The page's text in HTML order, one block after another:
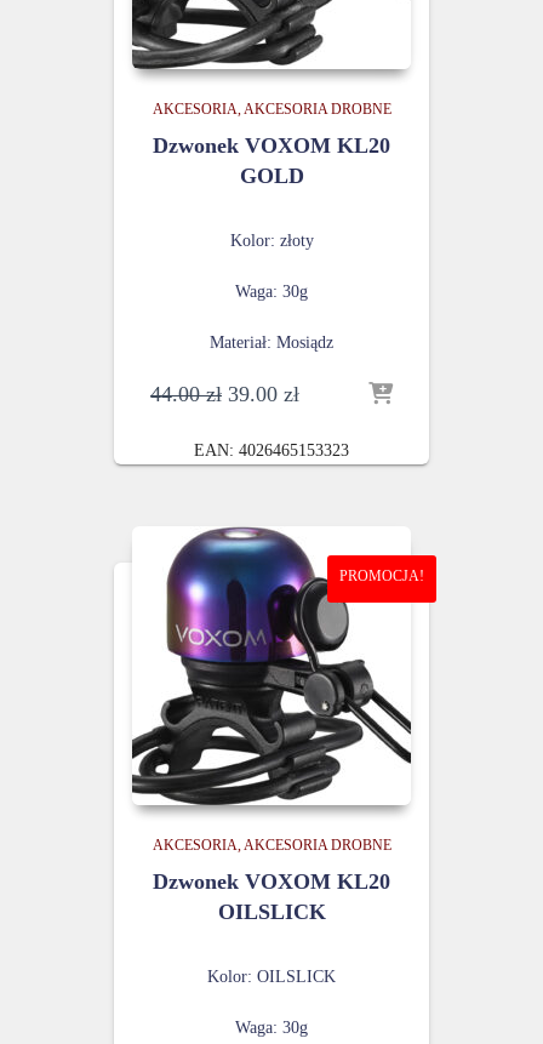
AKCESORIA AKCESORIA DROBNE
Dzwonek VOXOM KL20
GOLD
Kolor: złoty
Waga: 30g
Materiał: Mosiądz
44.00zł Pierwotna
wynosiła:
44.00 zł.
39.00 złAktualna
wynosi:
39.00 zł.
EAN: 4026465153323
PROMOCJA!
AKCESORIA AKCESORIA DROBNE
Dzwonek VOXOM KL20
OILSLICK
Kolor: OILSLICK
Waga: 30g